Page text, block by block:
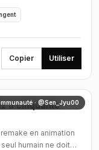
Copier Utiliser
· @Sen_Jyu00
à cinquante
en animation
humain ne doit